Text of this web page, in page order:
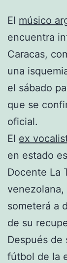
El músico
encuentra
Caracas,
una
el sábado
que se
oficial.
El ex
en estado
Docente La
someterá a
de su
Después
fútbol de la